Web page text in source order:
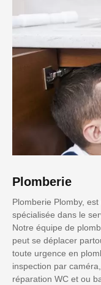
Plomberie
Plomberie Plomby,
spécialisée dans le
Notre équipe de
peut se déplacer
toute urgence en
inspection par
réparation WC et ou